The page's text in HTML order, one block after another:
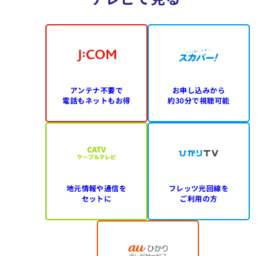
アンテナ不要で
電話もネットもお得
お申し込みから
約30分で視聴可能
地元情報や通信を
セットに
フレッツ光回線を
ご利用の方